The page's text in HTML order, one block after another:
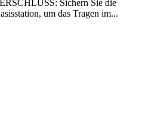
Sichern Sie die
um das Tragen im...